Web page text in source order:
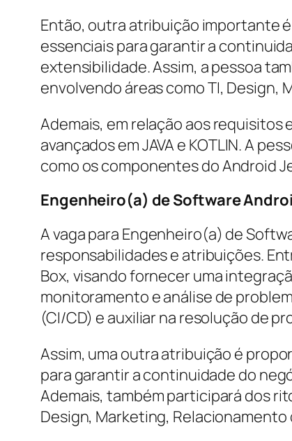
Então, outra atribuição importante
essenciais para garantir a
extensibilidade. Assim, a pessoa
envolvendo áreas como TI, Design,
Ademais, em relação aos
avançados em JAVA e KOTLIN. A
como os componentes do Android
Engenheiro(a) de Software
A vaga para Engenheiro(a) de
responsabilidades e atribuições.
Box, visando fornecer uma
monitoramento e análise de
(CI/CD) e auxiliar na resolução de
Assim, uma outra atribuição é
para garantir a continuidade do
Ademais, também participará dos
Design, Marketing,